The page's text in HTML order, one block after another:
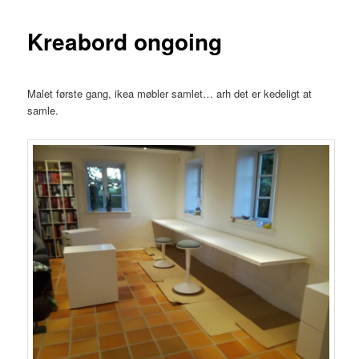
Kreabord ongoing
Malet første gang, ikea møbler samlet… arh det er kedeligt at
samle.